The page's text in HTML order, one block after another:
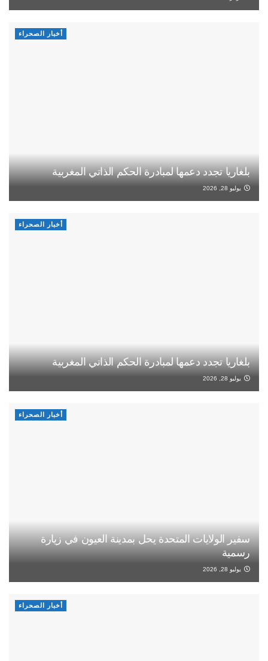
أخبار الصحراء
بلغاريا تجدد دعمها لمبادرة الحكم الذاتي المغربية
يوليو 28, 2026
أخبار الصحراء
بلغاريا تجدد دعمها لمبادرة الحكم الذاتي المغربية
يوليو 28, 2026
أخبار الصحراء
سفير الولايات المتحدة يحل بمدينة العيون في زيارة
رسمية
يوليو 28, 2026
أخبار الصحراء